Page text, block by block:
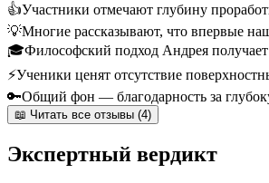
👍Участники отмечают глубину
💡Многие рассказывают, что впервые
🎓Философский подход Андрея
⚡Ученики ценят отсутствие
🔑Общий фон — благодарность за
📖 Читать все отзывы (4)
Экспертный вердикт